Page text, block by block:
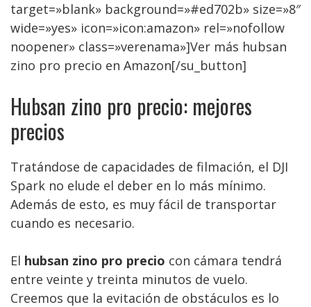
target=»blank» background=»#ed702b» size=»8″
wide=»yes» icon=»icon:amazon» rel=»nofollow
noopener» class=»verenama»]Ver más hubsan
zino pro precio en Amazon[/su_button]
Hubsan zino pro precio: mejores
precios
Tratándose de capacidades de filmación, el DJI
Spark no elude el deber en lo más mínimo.
Además de esto, es muy fácil de transportar
cuando es necesario.
El hubsan zino pro precio con cámara tendrá
entre veinte y treinta minutos de vuelo.
Creemos que la evitación de obstáculos es lo